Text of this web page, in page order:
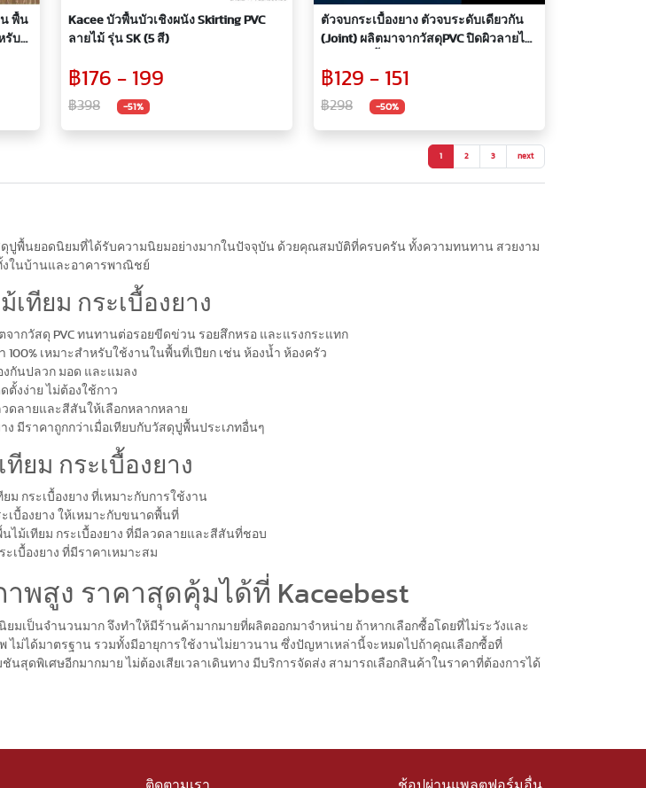
น พื้น
รับปู
Kacee บัวพื้นบัวเชิงผนัง Skirting PVC
ลายไม้ รุ่น SK (5 สี)
฿176 - 199
฿398 -51%
ตัวจบกระเบื้องยาง ตัวจบระดับเดียวกัน
(Joint) ผลิตมาจากวัสดุPVC ปิดผิวลายไม้
฿129 - 151
฿298 -50%
1 2 3 next
ดุปูพื้นยอดนิยมที่ได้รับความนิยมอย่างมากในปัจจุบัน ด้วยคุณสมบัติที่ครบครัน ทั้งความทนทาน สวยงาม
งในบ้านและอาคารพาณิชย์
ทียม กระเบื้องยาง
จากวัสดุ PVC ทนทานต่อรอยขีดข่วน รอยสึกหรอ และแรงกระแทก
100% เหมาะสำหรับใช้งานในพื้นที่เปียก เช่น ห้องน้ำ ห้องครัว
งกันปลวก มอด และแมลง
ตั้งง่าย ไม่ต้องใช้กาว
วดลายและสีสันให้เลือกหลากหลาย
ง มีราคาถูกกว่าเมื่อเทียบกับวัสดุปูพื้นประเภทอื่นๆ
ยม กระเบื้องยาง
กระเบื้องยาง ที่เหมาะกับการใช้งาน
เบื้องยาง ให้เหมาะกับขนาดพื้นที่
ม้เทียม กระเบื้องยาง ที่มีลวดลายและสีสันที่ชอบ
เบื้องยาง ที่มีราคาเหมาะสม
พสูง ราคาสุดคุ้มได้ที่ Kaceebest
มเป็นจำนวนมาก จึงทำให้มีร้านค้ามากมายที่ผลิตออกมาจำหน่าย ถ้าหากเลือกซื้อโดยที่ไม่ระวังและ
ไม่ได้มาตรฐาน รวมทั้งมีอายุการใช้งานไม่ยาวนาน ซึ่งปัญหาเหล่านี้จะหมดไปถ้าคุณเลือกซื้อที่
นสุดพิเศษอีกมากมาย ไม่ต้องเสียเวลาเดินทาง มีบริการจัดส่ง สามารถเลือกสินค้าในราคาที่ต้องการได้
ติดตามเรา ช้อปผ่านแพลตฟอร์มอื่น